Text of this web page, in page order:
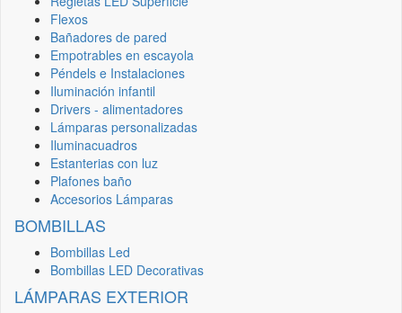
Flexos
Bañadores de pared
Empotrables en escayola
Péndels e Instalaciones
Iluminación infantil
Drivers - alimentadores
Lámparas personalizadas
Iluminacuadros
Estanterias con luz
Plafones baño
Accesorios Lámparas
BOMBILLAS
Bombillas Led
Bombillas LED Decorativas
LÁMPARAS EXTERIOR